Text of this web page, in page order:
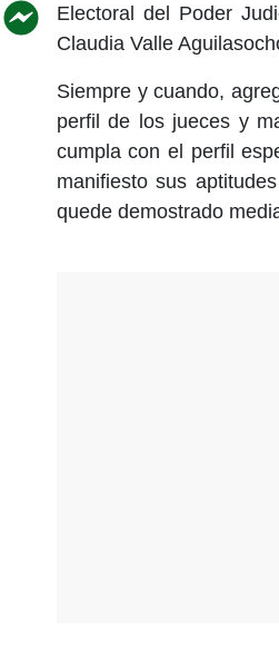
Electoral del Poder
Claudia Valle
Siempre y cuando,
perfil de los jueces y
cumpla con el perfil
manifiesto sus
quede demostrado